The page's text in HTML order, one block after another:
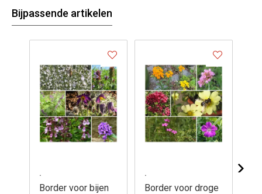
Bijpassende artikelen
.
Border voor bijen
.
Border voor droge